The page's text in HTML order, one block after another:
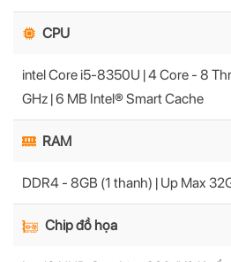
CPU
intel Core i5-8350U | 4 Core - 8
GHz | 6 MB Intel® Smart Cache
RAM
DDR4 - 8GB (1 thanh) | Up Max
Chip đồ họa